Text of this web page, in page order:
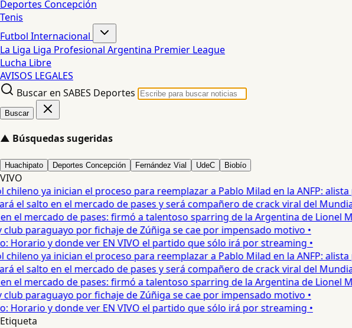
Deportes Concepción
Tenis
Futbol Internacional
La Liga Liga Profesional Argentina Premier League
Lucha Libre
AVISOS LEGALES
Buscar en SABES Deportes
Buscar
▲ Búsquedas sugeridas
Huachipato Deportes Concepción Fernández Vial UdeC Biobío
VIVO
ya inician el proceso para reemplazar a Pablo Milad en la ANFP: alista
el salto en el mercado de pases y será compañero de crack viral del Mundial
el mercado de pases: firmó a talentoso sparring de la Argentina de Lionel
paraguayo por fichaje de Zúñiga se cae por impensado motivo •
y donde ver EN VIVO el partido que sólo irá por streaming •
ya inician el proceso para reemplazar a Pablo Milad en la ANFP: alista
el salto en el mercado de pases y será compañero de crack viral del Mundial
el mercado de pases: firmó a talentoso sparring de la Argentina de Lionel
paraguayo por fichaje de Zúñiga se cae por impensado motivo •
y donde ver EN VIVO el partido que sólo irá por streaming •
Etiqueta